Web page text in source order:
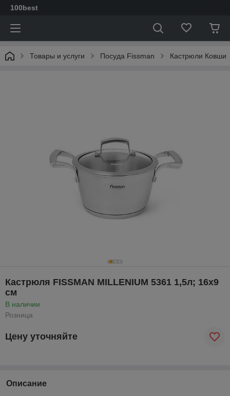
100best
Товары и услуги Посуда Fissman Кастрюли Ковши
Кастрюля FISSMAN MILLENIUM 5361 1,5л; 16x9
см
В наличии
Розница
Цену уточняйте
Описание